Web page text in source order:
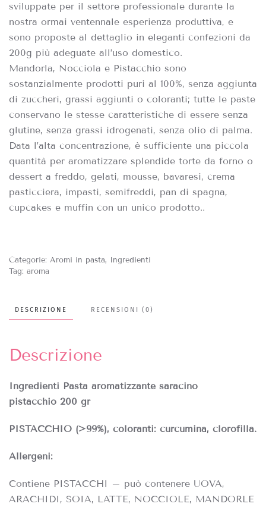
sviluppate per il settore professionale durante la
nostra ormai ventennale esperienza produttiva, e
sono proposte al dettaglio in eleganti confezioni da
200g più adeguate all’uso domestico.
Mandorla, Nocciola e Pistacchio sono
sostanzialmente prodotti puri al 100%, senza aggiunta
di zuccheri, grassi aggiunti o coloranti; tutte le paste
conservano le stesse caratteristiche di essere senza
glutine, senza grassi idrogenati, senza olio di palma.
Data l’alta concentrazione, è sufficiente una piccola
quantità per aromatizzare splendide torte da forno o
dessert a freddo, gelati, mousse, bavaresi, crema
pasticciera, impasti, semifreddi, pan di spagna,
cupcakes e muffin con un unico prodotto..
Categorie: Aromi in pasta, Ingredienti
Tag: aroma
DESCRIZIONE RECENSIONI (0)
Descrizione
Ingredienti Pasta aromatizzante saracino
pistacchio 200 gr
PISTACCHIO (>99%), coloranti: curcumina, clorofilla.
Allergeni:
Contiene PISTACCHI – può contenere UOVA,
ARACHIDI, SOIA, LATTE, NOCCIOLE, MANDORLE